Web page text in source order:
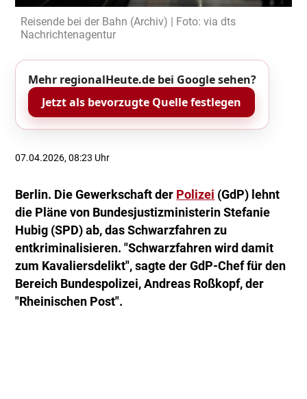
Reisende bei der Bahn (Archiv) | Foto: via dts
Nachrichtenagentur
Mehr regionalHeute.de bei Google sehen?
Jetzt als bevorzugte Quelle festlegen
07.04.2026, 08:23 Uhr
Berlin. Die Gewerkschaft der Polizei (GdP) lehnt
die Pläne von Bundesjustizministerin Stefanie
Hubig (SPD) ab, das Schwarzfahren zu
entkriminalisieren. "Schwarzfahren wird damit
zum Kavaliersdelikt", sagte der GdP-Chef für den
Bereich Bundespolizei, Andreas Roßkopf, der
"Rheinischen Post".